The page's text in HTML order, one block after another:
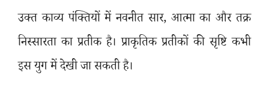
उक्त काव्य पंक्तियों में नवनीत सार, आत्मा का और तक्र
निस्सारता का प्रतीक है। प्राकृतिक प्रतीकों की सृष्टि कभी
इस युग में देखी जा सकती है।